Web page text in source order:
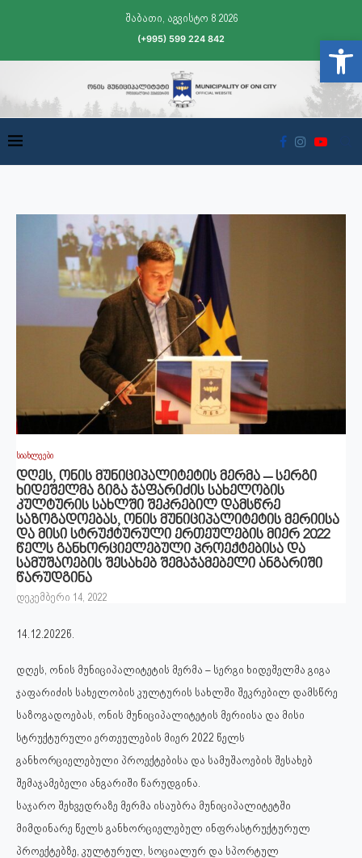
შაბათი, აგვისტო 8 2026
(+995) 599 224 842
სიახლეები
დღეს, ონის მუნიციპალიტეტის მერმა – სერგი
ხიდეშელმა გიგა ჯაფარიძის სახელობის
კულტურის სახლში შეკრებილ დამსწრე
საზოგადოებას, ონის მუნიციპალიტეტის მერიისა
და მისი სტრუქტურული ერთეულების მიერ 2022
წელს განხორციელებული პროექტებისა და
სამუშაოების შესახებ შემაჯამებელი ანგარიში
წარუდგინა
დეკემბერი 14, 2022
14.12.2022წ.
დღეს, ონის მუნიციპალიტეტის მერმა – სერგი ხიდეშელმა გიგა
ჯაფარიძის სახელობის კულტურის სახლში შეკრებილ დამსწრე
საზოგადოებას, ონის მუნიციპალიტეტის მერიისა და მისი
სტრუქტურული ერთეულების მიერ 2022 წელს
განხორციელებული პროექტებისა და სამუშაოების შესახებ
შემაჯამებელი ანგარიში წარუდგინა.
საჯარო შეხვედრაზე მერმა ისაუბრა მუნიციპალიტეტში
მიმდინარე წელს განხორციელებულ ინფრასტრუქტურულ
პროექტებზე, კულტურულ, სოციალურ და სპორტულ